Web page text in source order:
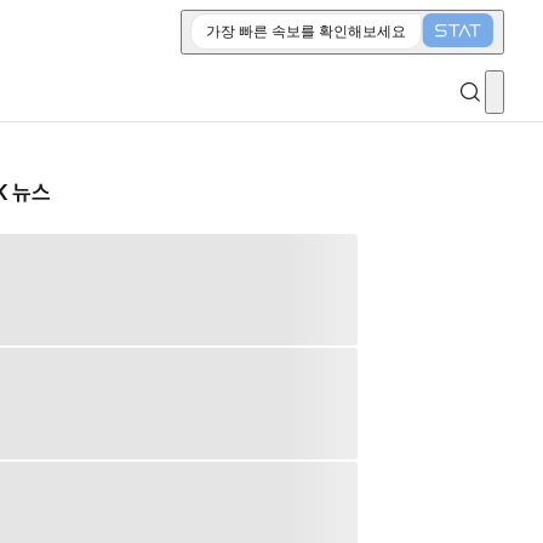
가장 빠른 속보를 확인해보세요
뉴스